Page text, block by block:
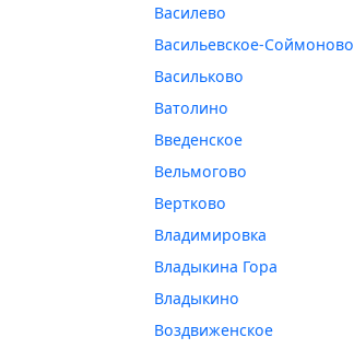
Василево
Васильевское-Соймоново
Васильково
Ватолино
Введенское
Вельмогово
Вертково
Владимировка
Владыкина Гора
Владыкино
Воздвиженское